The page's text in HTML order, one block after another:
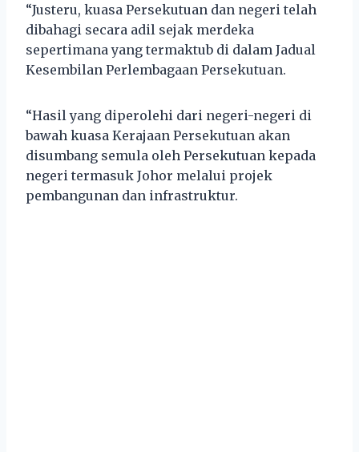
“Justeru, kuasa Persekutuan dan negeri telah
dibahagi secara adil sejak merdeka
sepertimana yang termaktub di dalam Jadual
Kesembilan Perlembagaan Persekutuan.
“Hasil yang diperolehi dari negeri-negeri di
bawah kuasa Kerajaan Persekutuan akan
disumbang semula oleh Persekutuan kepada
negeri termasuk Johor melalui projek
pembangunan dan infrastruktur.